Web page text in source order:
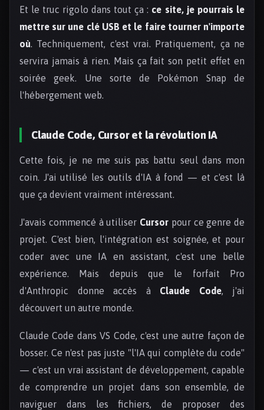
Et le truc rigolo dans tout ça : ce site, je pourrais le
mettre sur une clé USB et le faire tourner n'importe
où. Techniquement, c'est vrai. Pratiquement, ça ne
servira jamais à rien. Mais ça fait son petit effet en
soirée geek. Une sorte de Pokémon Snap de
l'hébergement web.
Claude Code, Cursor et la révolution IA
Cette fois, je ne me suis pas battu seul dans mon
coin. J'ai utilisé les outils d'IA à fond — et c'est là
que ça devient vraiment intéressant.
J'avais commencé à utiliser Cursor pour ce genre de
projet. C'est bien, l'intégration est soignée, et pour
coder avec une IA en assistant, c'est une belle
expérience. Mais depuis que le forfait Pro
d'Anthropic donne accès à Claude Code, j'ai
découvert un autre monde.
Claude Code dans VS Code, c'est une autre façon de
bosser. Ce n'est pas juste "l'IA qui complète du code"
— c'est un vrai assistant de développement, capable
de comprendre un projet dans son ensemble, de
naviguer dans les fichiers, de proposer des